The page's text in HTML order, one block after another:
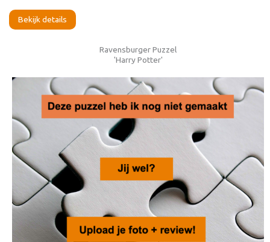
Bekijk details
Ravensburger Puzzel
'Harry Potter'